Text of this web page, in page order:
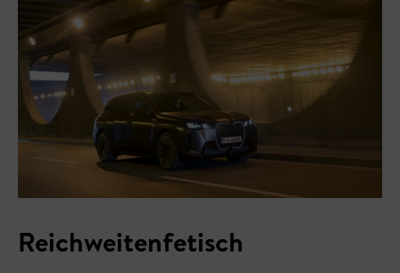
Reichweitenfetisch